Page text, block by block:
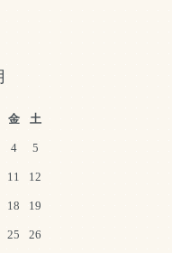
金 土
4 5
11 12
18 19
25 26